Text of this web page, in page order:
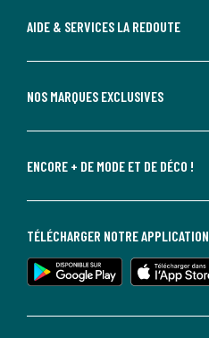
AIDE & SERVICES LA REDOUTE
NOS MARQUES EXCLUSIVES
ENCORE + DE MODE ET DE DÉCO !
TÉLÉCHARGER NOTRE APPLICATION